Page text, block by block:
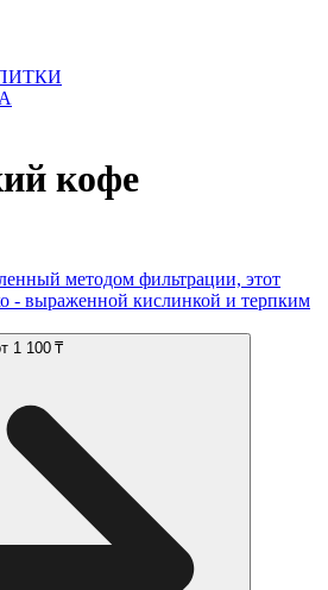
кофе
методом фильтрации, этот
- выраженной кислинкой и терпким
1 100 ₸